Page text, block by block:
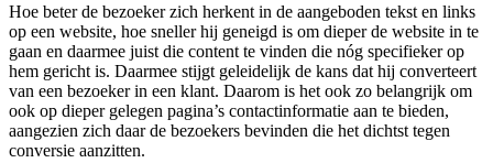
Hoe beter de bezoeker zich herkent in de aangeboden tekst en links
op een website, hoe sneller hij geneigd is om dieper de website in te
gaan en daarmee juist die content te vinden die nóg specifieker op
hem gericht is. Daarmee stijgt geleidelijk de kans dat hij converteert
van een bezoeker in een klant. Daarom is het ook zo belangrijk om
ook op dieper gelegen pagina’s contactinformatie aan te bieden,
aangezien zich daar de bezoekers bevinden die het dichtst tegen
conversie aanzitten.